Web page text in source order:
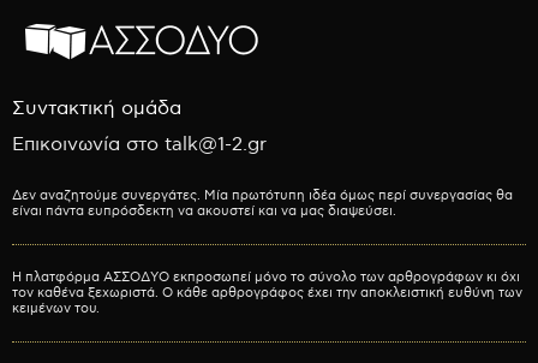
Συντακτική ομάδα
Επικοινωνία στο talk@1-2.gr
Δεν αναζητούμε συνεργάτες. Μία πρωτότυπη ιδέα όμως περί συνεργασίας θα
είναι πάντα ευπρόσδεκτη να ακουστεί και να μας διαψεύσει.
Η πλατφόρμα ΑΣΣΟΔΥΟ εκπροσωπεί μόνο το σύνολο των αρθρογράφων κι όχι
τον καθένα ξεχωριστά. Ο κάθε αρθρογράφος έχει την αποκλειστική ευθύνη των
κειμένων του.